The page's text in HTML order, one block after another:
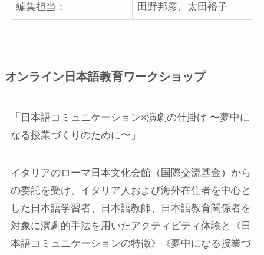
編集担当： 田野邦彦、太田裕子
オンライン日本語教育ワークショップ
「日本語コミュニケーション×演劇の仕掛け 〜夢中に
なる授業づくりのために〜」
イタリアのローマ日本文化会館（国際交流基金）から
の委託を受け、イタリア人および海外在住者を中心と
した日本語学習者、日本語教師、日本語教育関係者を
対象に演劇的手法を用いたアクティビティ体験と《日
本語コミュニケーションの特徴》《夢中になる授業づ